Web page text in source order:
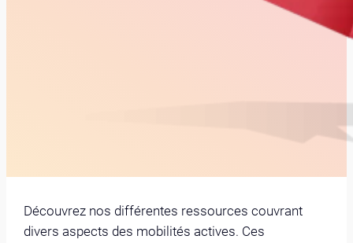
Découvrez nos différentes ressources couvrant
divers aspects des mobilités actives. Ces